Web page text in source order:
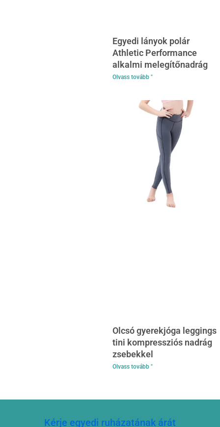
Egyedi lányok polár
Athletic Performance
alkalmi melegítőnadrág
Olvass tovább "
Olcsó gyerekjóga leggings
tini kompressziós nadrág
zsebekkel
Olvass tovább "
Kérje egyedi ruházatának árát